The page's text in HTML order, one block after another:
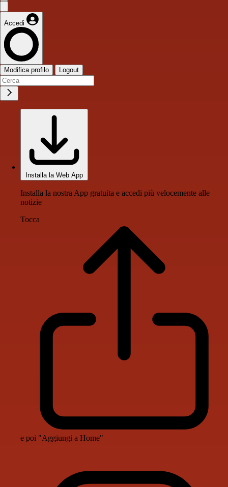
Accedi
Modifica profilo Logout
Installa la Web App
Installa la nostra App gratuita e accedi più velocemente alle
notizie
Tocca
e poi "Aggiungi a Home"